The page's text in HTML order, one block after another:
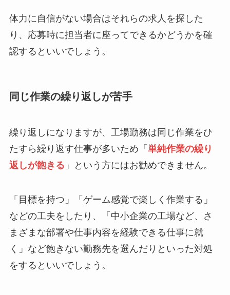
体力に自信がない場合はそれらの求人を探した
り、応募時に担当者に座ってできるかどうかを確
認するといいでしょう。
同じ作業の繰り返しが苦手
繰り返しになりますが、工場勤務は同じ作業をひ
たすら繰り返す仕事が多いため「 単純作業の繰り
返しが飽きる 」という方にはお勧めできません。
「目標を持つ」「ゲーム感覚で楽しく作業する」
などの工夫をしたり、「中小企業の工場など、さ
まざまな部署や仕事内容を経験できる仕事に就
く」など飽きない勤務先を選んだりといった対処
をするといいでしょう。